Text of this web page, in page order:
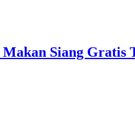
Siang Gratis